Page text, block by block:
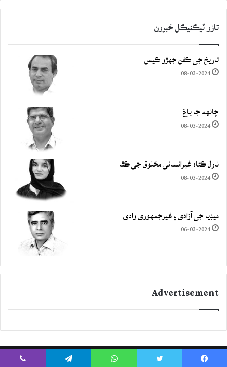
تازو ٽيڪنيڪل خبرون
تاريخ جي ڪفن جھڙو ڪيس
08-03-2024
چانهه جا باغ
08-03-2024
ناول ڪتا: غيرانساني مخلوق جي ڪٿا
08-03-2024
ميڊيا جي آزادي ۽ غيرجمھوري وادي
06-03-2024
Advertisement